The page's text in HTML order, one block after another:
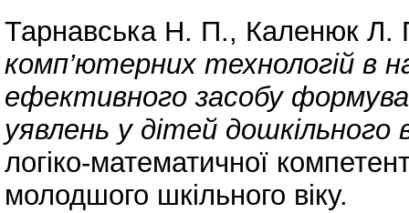
Тарнавська Н. П., Каленюк Л.
комп’ютерних технологій в
ефективного засобу
уявлень у дітей дошкільного
логіко-математичної
молодшого шкільного віку.